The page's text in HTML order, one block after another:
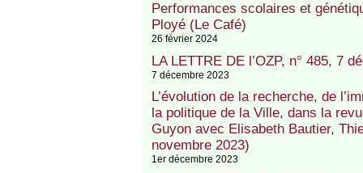
Performances scolaires et
Ployé (Le Café)
26 février 2024
LA LETTRE DE l’OZP, n° 485, 7
7 décembre 2023
L’évolution de la recherche, de
la politique de la Ville, dans la
Guyon avec Elisabeth Bautier,
novembre 2023)
1er décembre 2023